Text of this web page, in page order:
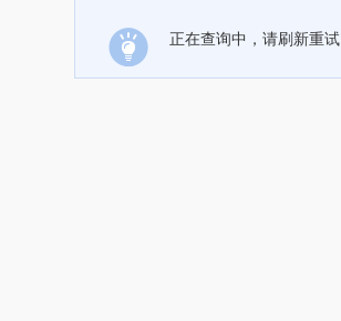
正在查询中，请刷新重试